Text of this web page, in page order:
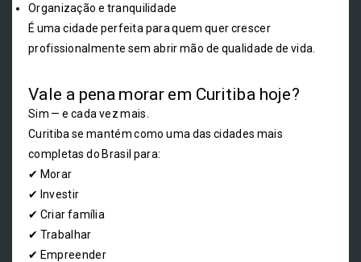
Organização e tranquilidade
É uma cidade perfeita para quem quer crescer
profissionalmente sem abrir mão de qualidade de vida.
Vale a pena morar em Curitiba hoje?
Sim — e cada vez mais.
Curitiba se mantém como uma das cidades mais
completas do Brasil para:
✔ Morar
✔ Investir
✔ Criar família
✔ Trabalhar
✔ Empreender